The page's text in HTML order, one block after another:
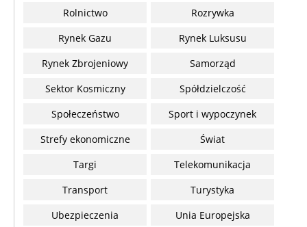
Rolnictwo
Rozrywka
Rynek Gazu
Rynek Luksusu
Rynek Zbrojeniowy
Samorząd
Sektor Kosmiczny
Spółdzielczość
Społeczeństwo
Sport i wypoczynek
Strefy ekonomiczne
Świat
Targi
Telekomunikacja
Transport
Turystyka
Ubezpieczenia
Unia Europejska